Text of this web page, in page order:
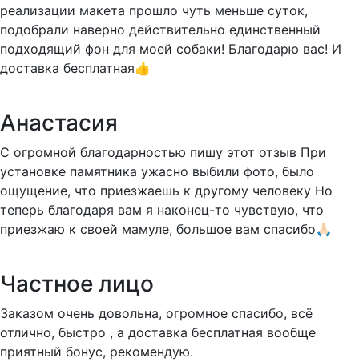
реализации макета прошло чуть меньше суток,
подобрали наверно действительно единственный
подходящий фон для моей собаки! Благодарю вас! И
доставка бесплатная👍
Анастасия
С огромной благодарностью пишу этот отзыв При
установке памятника ужасно выбили фото, было
ощущение, что приезжаешь к другому человеку Но
теперь благодаря вам я наконец-то чувствую, что
приезжаю к своей мамуле, большое вам спасибо🙏🏻
Частное лицо
Заказом очень довольна, огромное спасибо, всё
отлично, быстро , а доставка бесплатная вообще
приятный бонус, рекомендую.